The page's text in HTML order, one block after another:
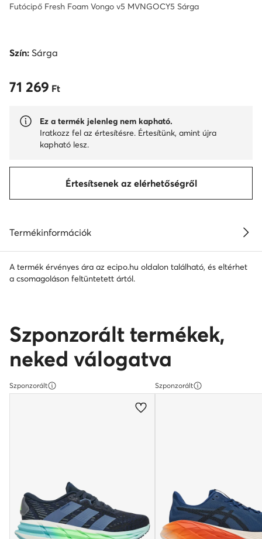
Futócipő Fresh Foam Vongo v5 MVNGOCY5 Sárga
Szín: Sárga
71 269 Ft
71 269 Ft
Ez a termék jelenleg nem kapható.
Iratkozz fel az értesítésre. Értesítünk, amint újra
kapható lesz.
Értesítsenek az elérhetőségről
Termékinformációk
A termék érvényes ára az ecipo.hu oldalon található, és eltérhet
a csomagoláson feltüntetett ártól.
Szponzorált termékek,
neked válogatva
Szponzorált Szponzorált